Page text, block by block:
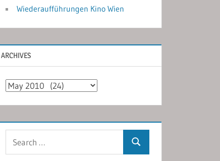
Wiederaufführungen Kino Wien
ARCHIVES
Archives
Search